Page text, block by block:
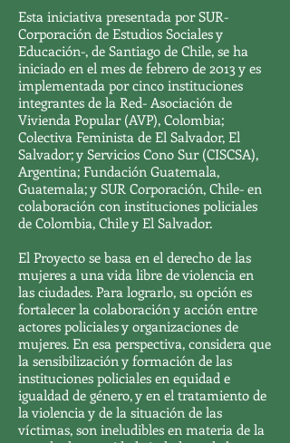
Esta iniciativa presentada por SUR-
Corporación de Estudios Sociales y
Educación-, de Santiago de Chile, se ha
iniciado en el mes de febrero de 2013 y es
implementada por cinco instituciones
integrantes de la Red- Asociación de
Vivienda Popular (AVP), Colombia;
Colectiva Feminista de El Salvador, El
Salvador; y Servicios Cono Sur (CISCSA),
Argentina; Fundación Guatemala,
Guatemala; y SUR Corporación, Chile- en
colaboración con instituciones policiales
de Colombia, Chile y El Salvador.
El Proyecto se basa en el derecho de las
mujeres a una vida libre de violencia en
las ciudades. Para lograrlo, su opción es
fortalecer la colaboración y acción entre
actores policiales y organizaciones de
mujeres. En esa perspectiva, considera que
la sensibilización y formación de las
instituciones policiales en equidad e
igualdad de género, y en el tratamiento de
la violencia y de la situación de las
víctimas, son ineludibles en materia de la